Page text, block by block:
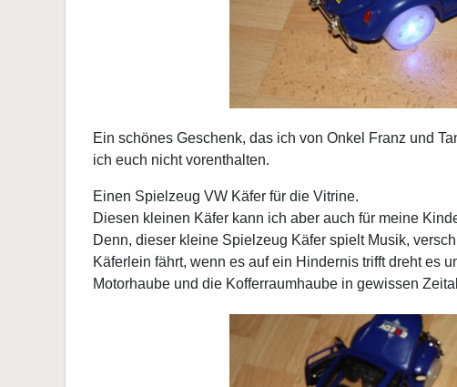
Ein schönes Geschenk, das ich von Onkel Franz und
ich euch nicht vorenthalten.
Einen Spielzeug VW Käfer für die Vitrine.
Diesen kleinen Käfer kann ich aber auch für meine
Denn, dieser kleine Spielzeug Käfer spielt Musik,
Käferlein fährt, wenn es auf ein Hindernis trifft dreht es
Motorhaube und die Kofferraumhaube in gewissen